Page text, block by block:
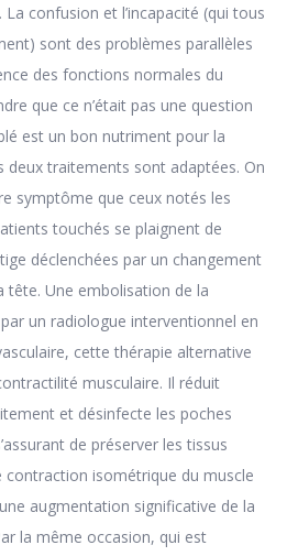
confusion et l’incapacité (qui tous
sont des problèmes parallèles
des fonctions normales du
que ce n’était pas une question
est un bon nutriment pour la
deux traitements sont adaptées. On
symptôme que ceux notés les
touchés se plaignent de
déclenchées par un changement
tête. Une embolisation de la
un radiologue interventionnel en
cette thérapie alternative
musculaire. Il réduit
et désinfecte les poches
de préserver les tissus
contraction isométrique du muscle
augmentation significative de la
la même occasion, qui est